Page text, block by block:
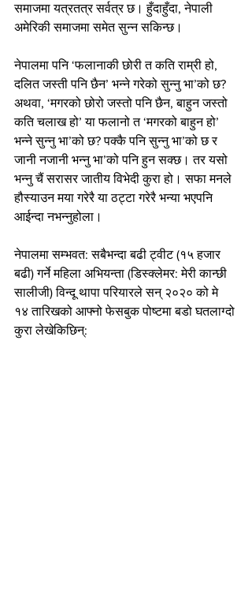
समाजमा यत्रतत्र सर्वत्र छ। हुँदाहुँदा, नेपाली
अमेरिकी समाजमा समेत सुन्न सकिन्छ।
नेपालमा पनि ‘फलानाकी छोरी त कति राम्री हो,
दलित जस्ती पनि छैन’ भन्ने गरेको सुन्नु भा’को छ?
अथवा, ‘मगरको छोरो जस्तो पनि छैन, बाहुन जस्तो
कति चलाख हो’ या फलानो त ‘मगरको बाहुन हो’
भन्ने सुन्नु भा’को छ? पक्कै पनि सुन्नु भा’को छ र
जानी नजानी भन्नु भा’को पनि हुन सक्छ। तर यसो
भन्नु चैं सरासर जातीय विभेदी कुरा हो। सफा मनले
हौस्याउन मया गरेरै या ठट्टा गरेरै भन्या भएपनि
आईन्दा नभन्नुहोला।
नेपालमा सम्भवत: सबैभन्दा बढी ट्वीट (१५ हजार
बढी) गर्ने महिला अभियन्ता (डिस्क्लेमर: मेरी कान्छी
सालीजी) विन्दू थापा परियारले सन् २०२० को मे
१४ तारिखको आफ्नो फेसबुक पोष्टमा बडो घतलाग्दो
कुरा लेखेकिछिन्: